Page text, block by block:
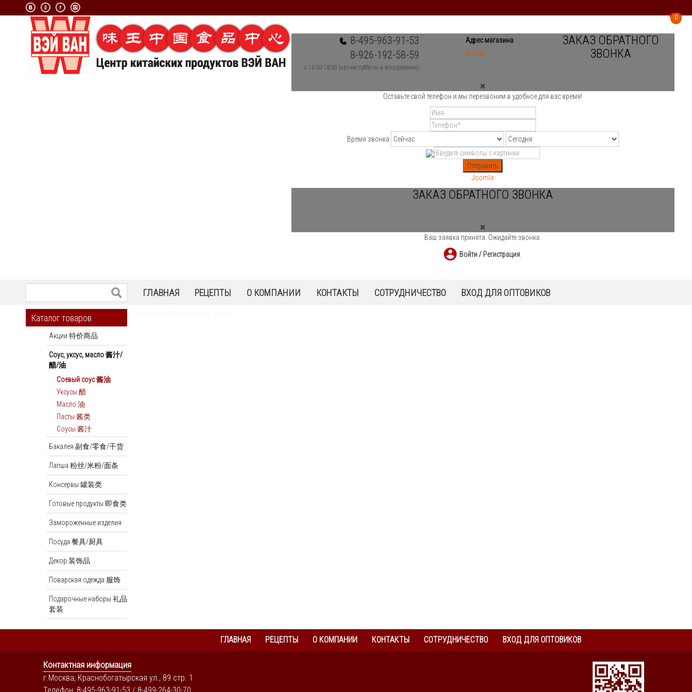
8-495-963-91-53
8-926-192-58-59
c 10:00-18:00 (кроме субботы и воскресенья)
Адрес магазина
Москва
ЗАКАЗ ОБРАТНОГО
ЗВОНКА
Оставьте свой телефон и мы перезвоним в удобное для вас время!
Время звонка
Отправить
Joomla
ЗАКАЗ ОБРАТНОГО ЗВОНКА
Ваш заявка принята. Ожидайте звонка.
Войти / Регистрация
00
ГЛАВНАЯ РЕЦЕПТЫ О КОМПАНИИ КОНТАКТЫ СОТРУДНИЧЕСТВО ВХОД ДЛЯ ОПТОВИКОВ
Каталог товаров
Акции 特价商品
Соус, уксус, масло 酱汁/
醋/油
Соевый соус 酱油
Уксусы 醋
Масло 油
Пасты 酱类
Соусы 酱汁
Бакалея 副食/零食/干货
Лапша 粉丝/米粉/面条
Консервы 罐装类
Готовые продукты 即食类
Замороженные изделия
Посуда 餐具/厨具
Декор 装饰品
Поварская одежда 服饰
Подарочные наборы 礼品
套装
ГЛАВНАЯ РЕЦЕПТЫ О КОМПАНИИ КОНТАКТЫ СОТРУДНИЧЕСТВО ВХОД ДЛЯ ОПТОВИКОВ
Контактная информация
г.Москва, Краснобогатырская ул., 89 стр. 1